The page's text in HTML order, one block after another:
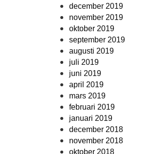
december 2019
november 2019
oktober 2019
september 2019
augusti 2019
juli 2019
juni 2019
april 2019
mars 2019
februari 2019
januari 2019
december 2018
november 2018
oktober 2018